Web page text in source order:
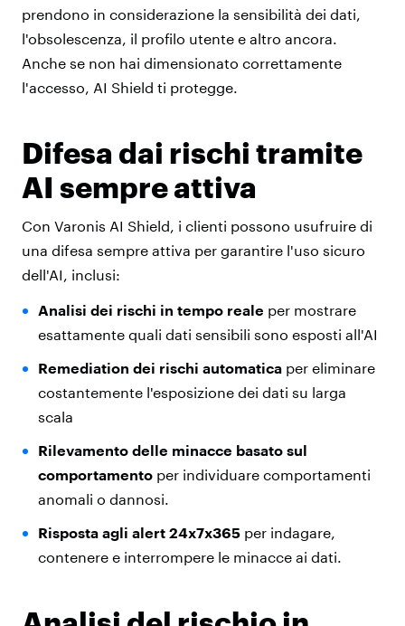
prendono in considerazione la sensibilità dei dati,
l'obsolescenza, il profilo utente e altro ancora.
Anche se non hai dimensionato correttamente
l'accesso, AI Shield ti protegge.
Difesa dai rischi tramite
AI sempre attiva
Con Varonis AI Shield, i clienti possono usufruire di
una difesa sempre attiva per garantire l'uso sicuro
dell'AI, inclusi:
Analisi dei rischi in tempo reale per mostrare
esattamente quali dati sensibili sono esposti all'AI
Remediation dei rischi automaticaper eliminare
costantemente l'esposizione dei dati su larga
scala
Rilevamento delle minacce basato sul
comportamentoper individuare comportamenti
anomali o dannosi.
Risposta agli alert 24x7x365per indagare,
contenere e interrompere le minacce ai dati.